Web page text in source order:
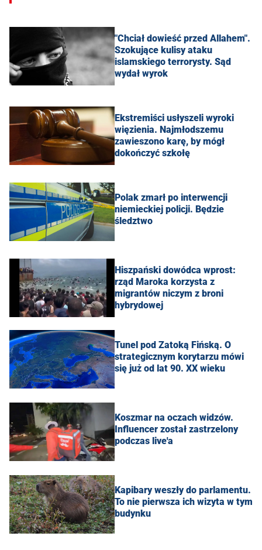
"Chciał dowieść przed Allahem".
Szokujące kulisy ataku
islamskiego terrorysty. Sąd
wydał wyrok
Ekstremiści usłyszeli wyroki
więzienia. Najmłodszemu
zawieszono karę, by mógł
dokończyć szkołę
Polak zmarł po interwencji
niemieckiej policji. Będzie
śledztwo
Hiszpański dowódca wprost:
rząd Maroka korzysta z
migrantów niczym z broni
hybrydowej
Tunel pod Zatoką Fińską. O
strategicznym korytarzu mówi
się już od lat 90. XX wieku
Koszmar na oczach widzów.
Influencer został zastrzelony
podczas live'a
Kapibary weszły do parlamentu.
To nie pierwsza ich wizyta w tym
budynku